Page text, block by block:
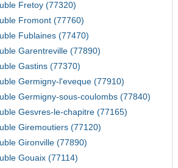
Fretoy (77320)
Fromont (77760)
Fublaines (77470)
Garentreville (77890)
Gastins (77370)
Germigny-l'eveque (77910)
Germigny-sous-coulombs (77840)
Gesvres-le-chapitre (77165)
Giremoutiers (77120)
Gironville (77890)
Gouaix (77114)